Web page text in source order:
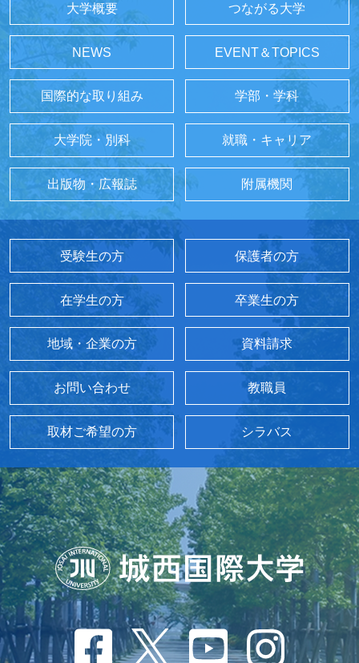
大学概要 つながる大学
NEWS EVENT＆TOPICS
国際的な取り組み 学部・学科
大学院・別科 就職・キャリア
出版物・広報誌 附属機関
受験生の方 保護者の方
在学生の方 卒業生の方
地域・企業の方 資料請求
お問い合わせ 教職員
取材ご希望の方 シラバス